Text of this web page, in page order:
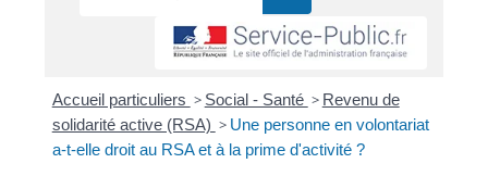
Accueil particuliers > Social - Santé > Revenu de
solidarité active (RSA) > Une personne en volontariat
a-t-elle droit au RSA et à la prime d'activité ?